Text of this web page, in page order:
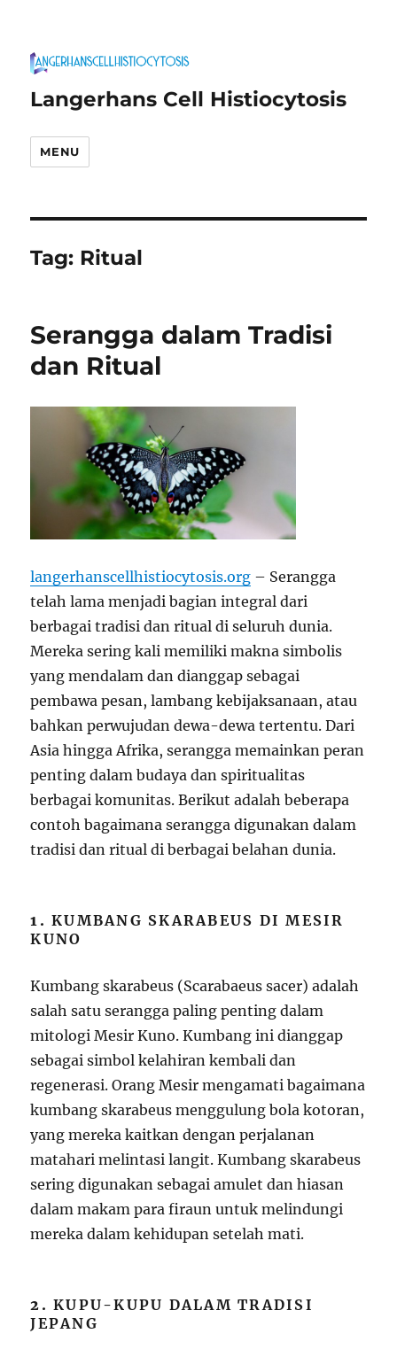
Langerhans Cell Histiocytosis
MENU
Tag: Ritual
Serangga dalam Tradisi
dan Ritual
langerhanscellhistiocytosis.org – Serangga
telah lama menjadi bagian integral dari
berbagai tradisi dan ritual di seluruh dunia.
Mereka sering kali memiliki makna simbolis
yang mendalam dan dianggap sebagai
pembawa pesan, lambang kebijaksanaan, atau
bahkan perwujudan dewa-dewa tertentu. Dari
Asia hingga Afrika, serangga memainkan peran
penting dalam budaya dan spiritualitas
berbagai komunitas. Berikut adalah beberapa
contoh bagaimana serangga digunakan dalam
tradisi dan ritual di berbagai belahan dunia.
1.KUMBANG SKARABEUS DI MESIR
KUNO
Kumbang skarabeus (Scarabaeus sacer) adalah
salah satu serangga paling penting dalam
mitologi Mesir Kuno. Kumbang ini dianggap
sebagai simbol kelahiran kembali dan
regenerasi. Orang Mesir mengamati bagaimana
kumbang skarabeus menggulung bola kotoran,
yang mereka kaitkan dengan perjalanan
matahari melintasi langit. Kumbang skarabeus
sering digunakan sebagai amulet dan hiasan
dalam makam para firaun untuk melindungi
mereka dalam kehidupan setelah mati.
2.KUPU-KUPU DALAM TRADISI
JEPANG